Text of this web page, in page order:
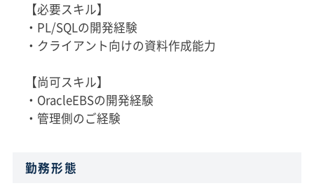
【必要スキル】
・PL/SQLの開発経験
・クライアント向けの資料作成能力
【尚可スキル】
・OracleEBSの開発経験
・管理側のご経験
勤務形態